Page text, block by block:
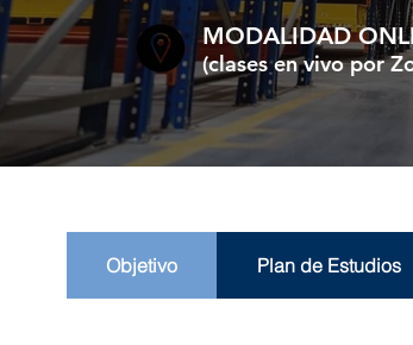
MODALIDAD
(clases en vivo por
Objetivo Plan de Estudios